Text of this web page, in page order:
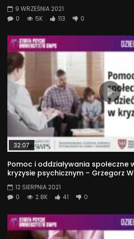
9 WRZEŚNIA 2021
0
5K 113 0
32:07
Pomoc i oddziaływania społeczne
kryzysie psychicznym – Grzegorz
12 SIERPNIA 2021
0
2.8K 41 0